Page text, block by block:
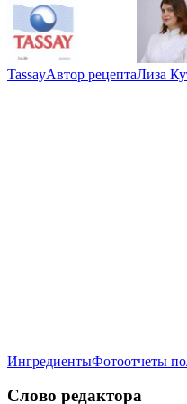
TassayАвтор рецептаЛиза
ИнгредиентыФотоотчеты
Слово редактора